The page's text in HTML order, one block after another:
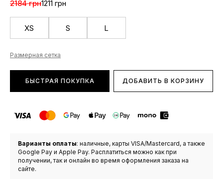
2184 грн1211 грн
XS S L
Размерная сетка
БЫСТРАЯ ПОКУПКА ДОБАВИТЬ В КОРЗИНУ
Варианты оплаты: наличные, карты VISA/Mastercard, а также
Google Pay и Apple Pay. Расплатиться можно как при
получении, так и онлайн во время оформления заказа на
сайте.